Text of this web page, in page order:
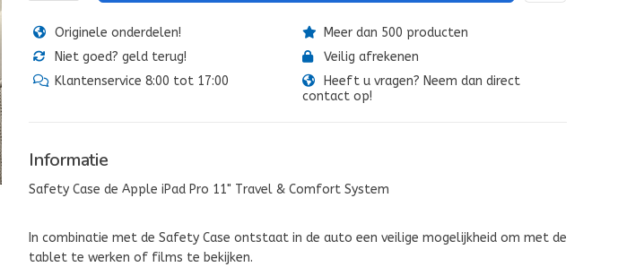
Originele onderdelen!
Meer dan 500 producten
Niet goed? geld terug!
Veilig afrekenen
Klantenservice 8:00 tot 17:00
Heeft u vragen? Neem dan direct
contact op!
Informatie
Safety Case de Apple iPad Pro 11" Travel & Comfort System
In combinatie met de Safety Case ontstaat in de auto een veilige mogelijkheid om met de
tablet te werken of films te bekijken.